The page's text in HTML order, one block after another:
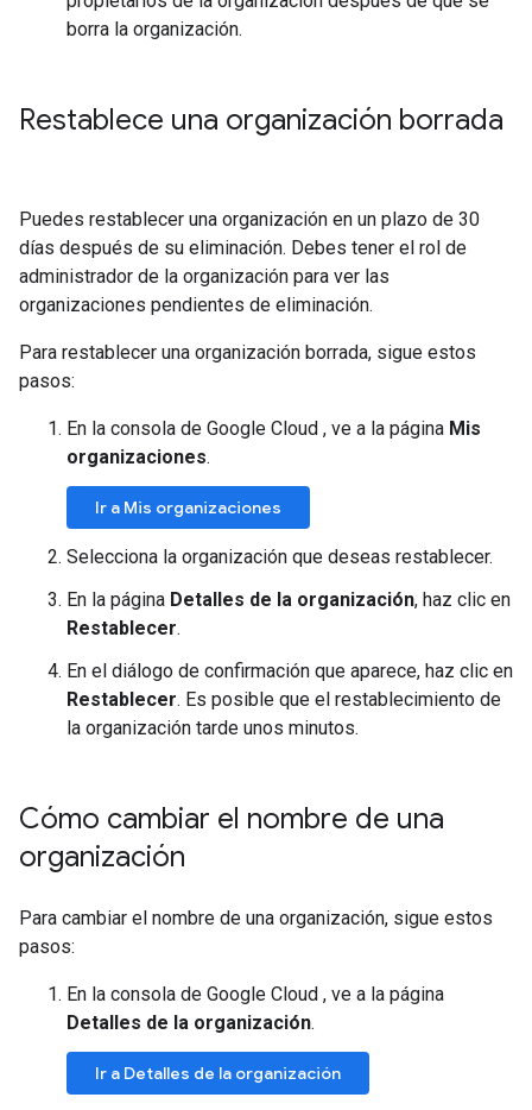
borra la organización.
Restablece una organización borrada
Puedes restablecer una organización en un plazo de 30
días después de su eliminación. Debes tener el rol de
administrador de la organización para ver las
organizaciones pendientes de eliminación.
Para restablecer una organización borrada, sigue estos
pasos:
En la consola de Google Cloud , ve a la página Mis
organizaciones.
Ir a Mis organizaciones
Selecciona la organización que deseas restablecer.
En la página Detalles de la organización, haz clic en
Restablecer.
En el diálogo de confirmación que aparece, haz clic en
Restablecer. Es posible que el restablecimiento de
la organización tarde unos minutos.
Cómo cambiar el nombre de una
organización
Para cambiar el nombre de una organización, sigue estos
pasos:
En la consola de Google Cloud , ve a la página
Detalles de la organización.
Ir a Detalles de la organización